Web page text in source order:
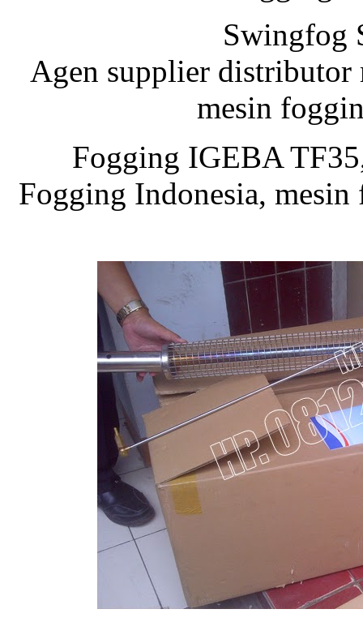
Swingfog
Agen supplier
mesin
Fogging IGEBA
Fogging Indonesia,